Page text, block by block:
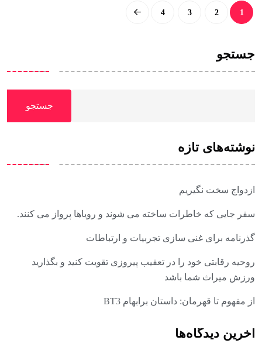
1
2
3
4
جستجو
جستجو
نوشته‌های تازه
ازدواج سخت نگیریم
سفر جایی که خاطرات ساخته می شوند و رویاها پرواز می کنند.
گذرنامه برای غنی سازی تجربیات و ارتباطات
روحیه رقابتی خود را در تعقیب پیروزی تقویت کنید و بگذارید
ورزش میراث شما باشد
از مفهوم تا قهرمان: داستان برابهام BT3
آخرین دیدگاه‌ها